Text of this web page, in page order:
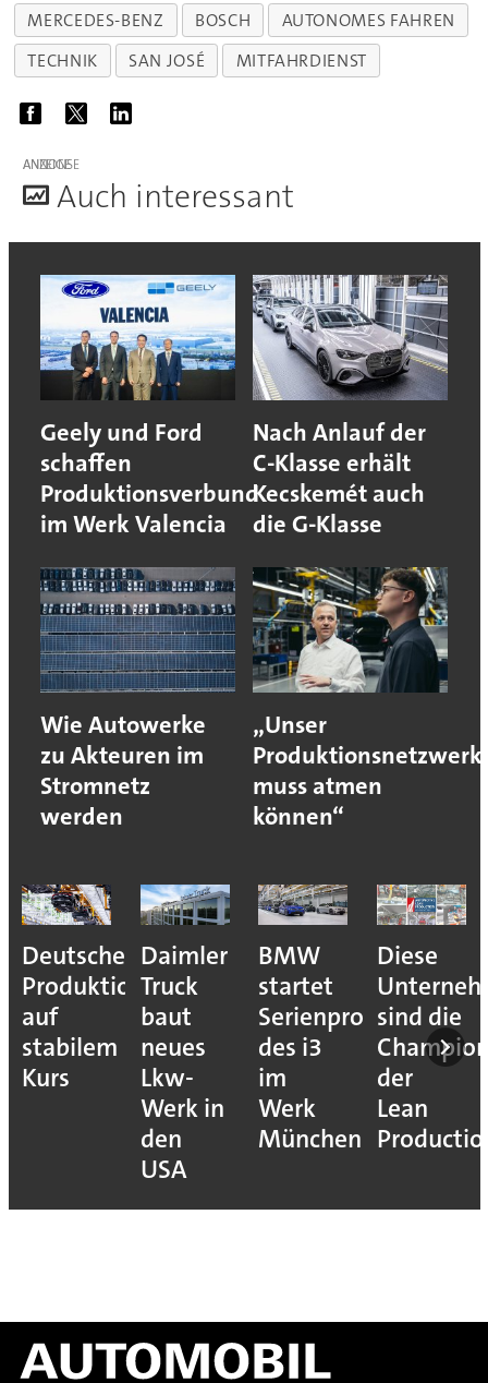
MERCEDES-BENZ BOSCH
AUTONOMES FAHREN
TECHNIK
SAN JOSÉ MITFAHRDIENST
ANZEIGE
Auch interessant
Geely und Ford
schaffen
Produktionsverbund
im Werk Valencia
Nach Anlauf der
C-Klasse erhält
Kecskemét auch
die G-Klasse
Wie Autowerke
zu Akteuren im
Stromnetz
werden
„Unser
Produktionsnetzwerk
muss atmen
können“
Deutsche
Produktion
auf
stabilem
Kurs
Daimler
Truck
baut
neues
Lkw-
Werk in
den
USA
BMW
startet
Serienproduktion
des i3
im
Werk
München
Diese
sind die
der
Lean